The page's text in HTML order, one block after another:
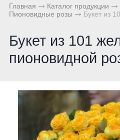
Главная Каталог продукции
Пионовидные розы
Букет из
Букет из 101
пионовидной